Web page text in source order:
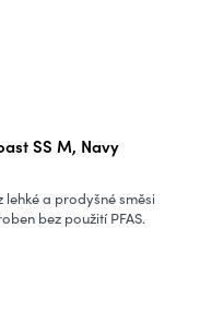
SS M, Navy
lehké a prodyšné směsi
bez použití PFAS.